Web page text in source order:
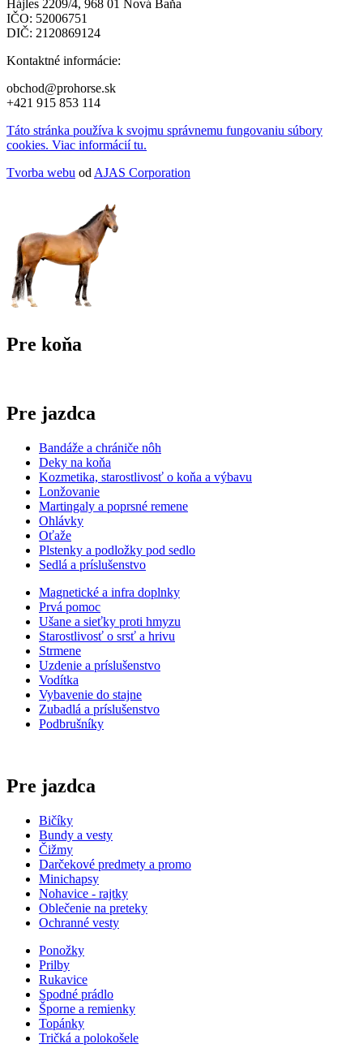
Hájles 2209/4, 968 01 Nová Baňa
IČO: 52006751
DIČ: 2120869124
Kontaktné informácie:
obchod@prohorse.sk
+421 915 853 114
Táto stránka používa k svojmu správnemu fungovaniu súbory
cookies. Viac informácií tu.
Tvorba webu od AJAS Corporation
Pre koňa
Pre jazdca
Bandáže a chrániče nôh
Deky na koňa
Kozmetika, starostlivosť o koňa a výbavu
Lonžovanie
Martingaly a poprsné remene
Ohlávky
Oťaže
Plstenky a podložky pod sedlo
Sedlá a príslušenstvo
Magnetické a infra doplnky
Prvá pomoc
Ušane a sieťky proti hmyzu
Starostlivosť o srsť a hrivu
Strmene
Uzdenie a príslušenstvo
Vodítka
Vybavenie do stajne
Zubadlá a príslušenstvo
Podbrušníky
Pre jazdca
Bičíky
Bundy a vesty
Čižmy
Darčekové predmety a promo
Minichapsy
Nohavice - rajtky
Oblečenie na preteky
Ochranné vesty
Ponožky
Prilby
Rukavice
Spodné prádlo
Šporne a remienky
Topánky
Tričká a polokošele